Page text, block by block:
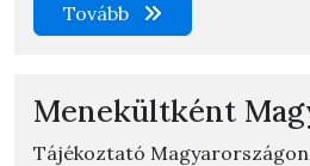
Tovább
Menekültként
Tájékoztató